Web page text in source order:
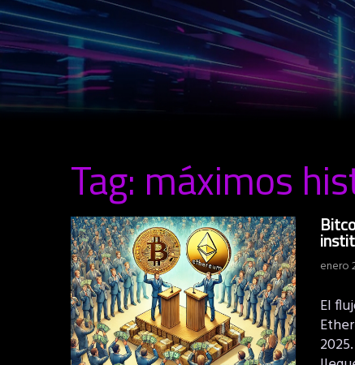
Tag: máximos
enero
El